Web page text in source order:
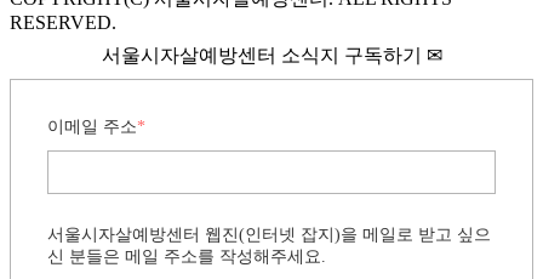
RESERVED.
서울시자살예방센터 소식지 구독하기 ✉
이메일 주소*
서울시자살예방센터 웹진(인터넷 잡지)을 메일로 받고 싶으
신 분들은 메일 주소를 작성해주세요.